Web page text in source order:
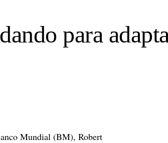
para
Mundial (BM), Robert